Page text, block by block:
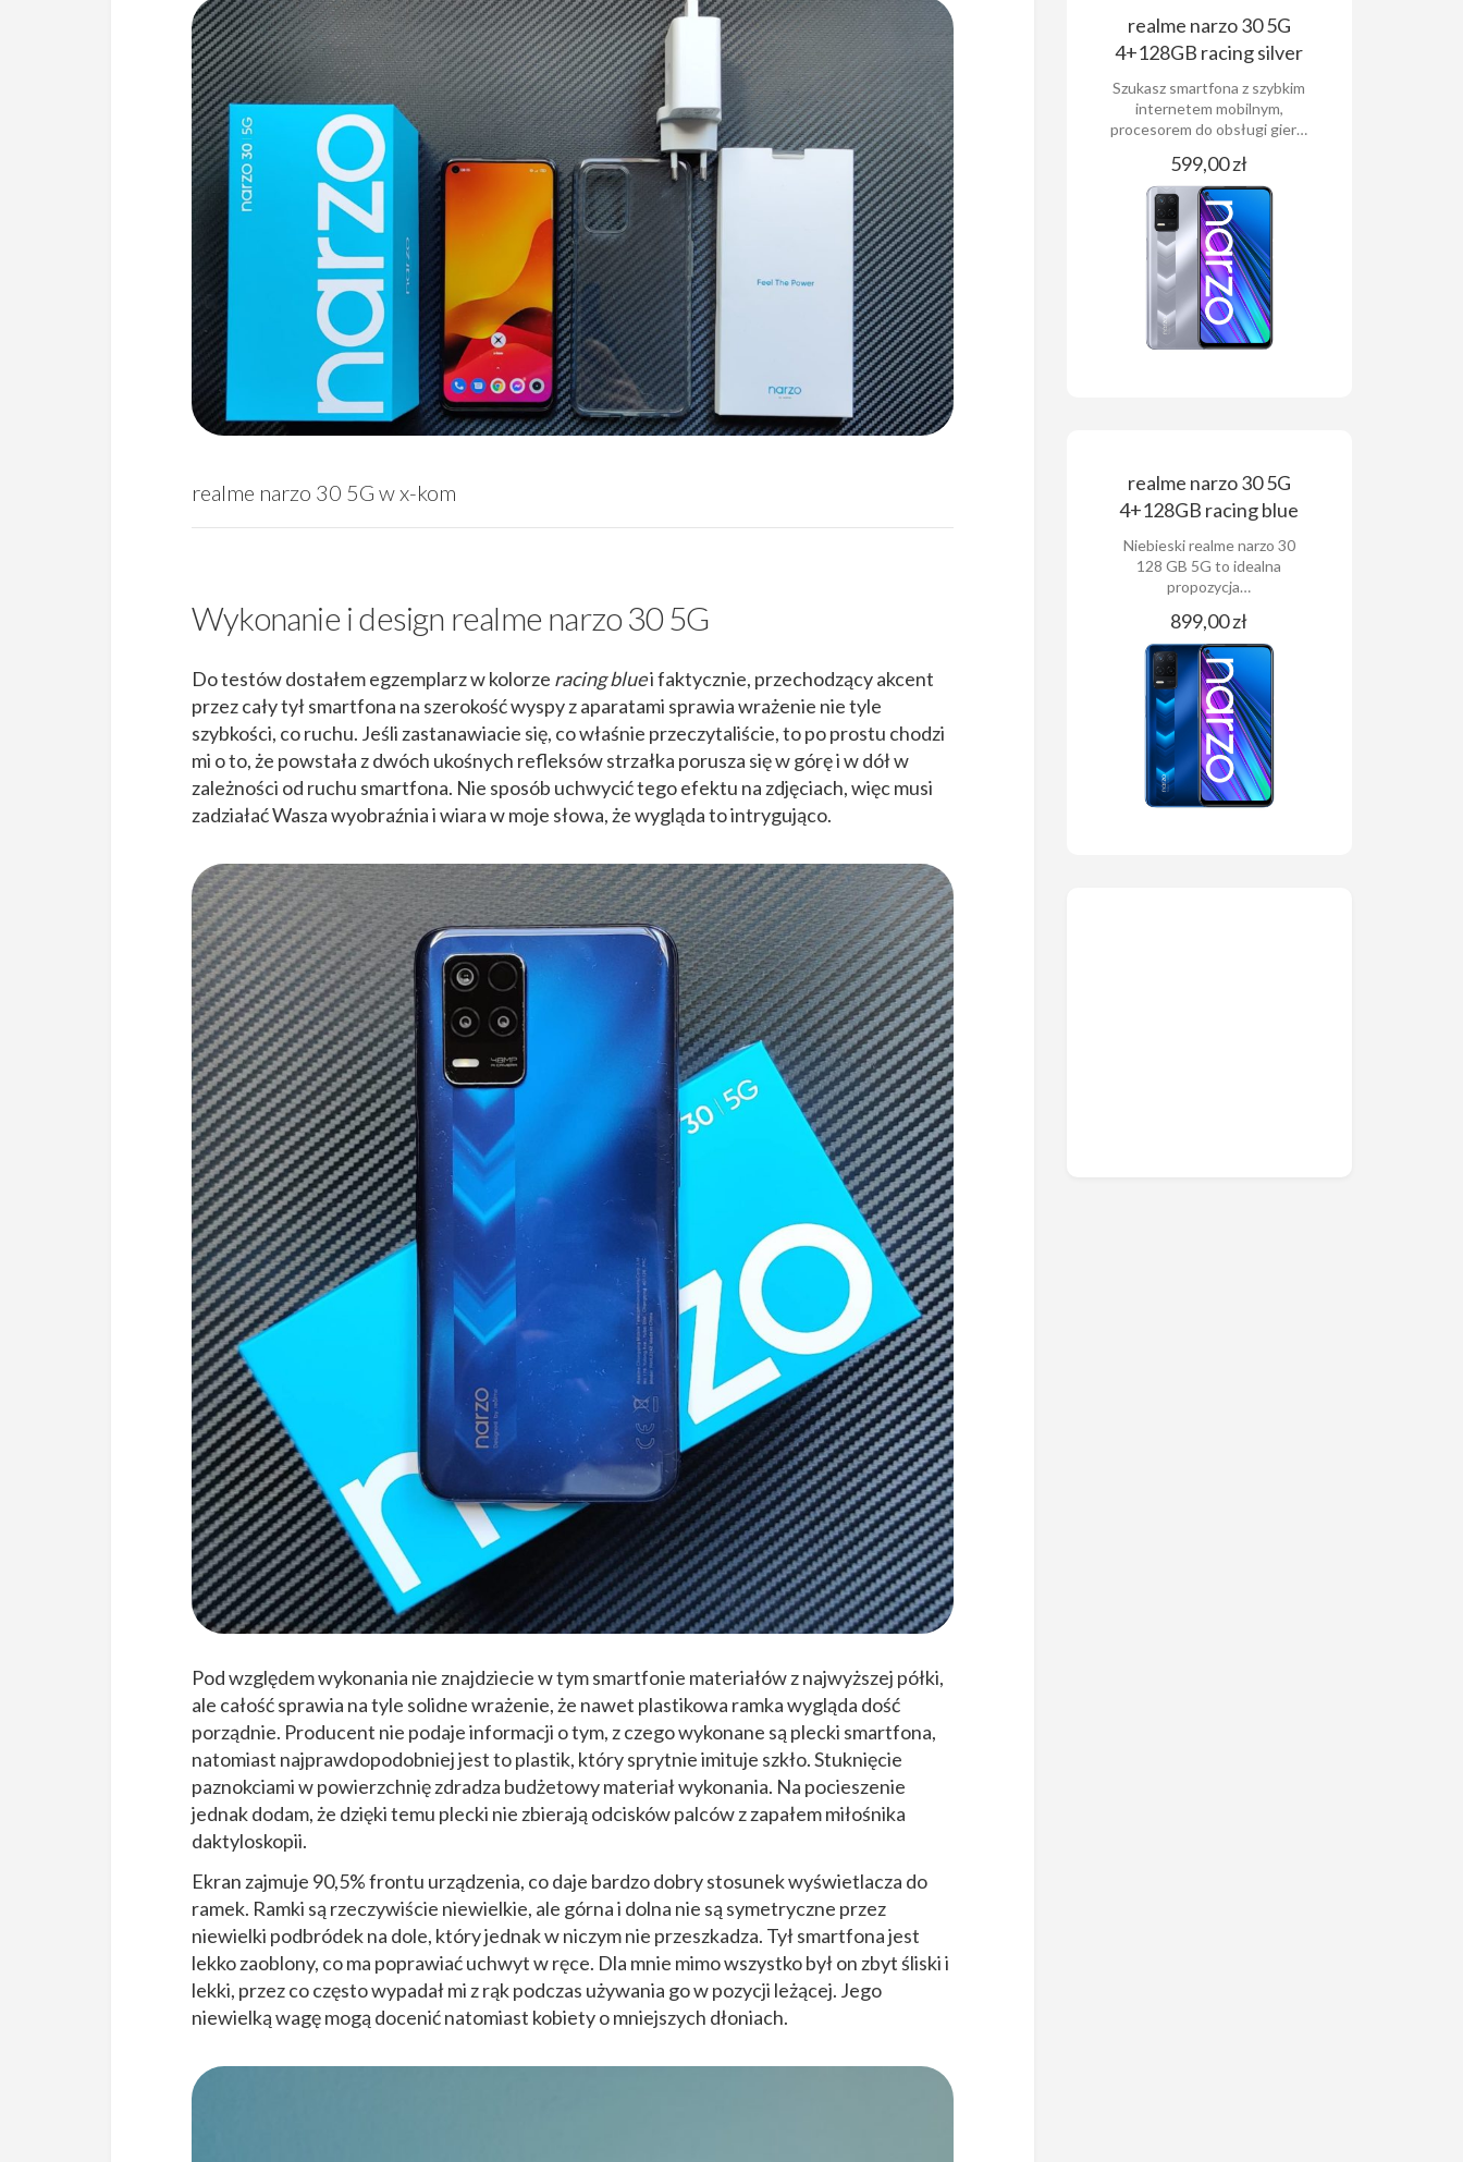
realme narzo 30 5G w x-kom
Wykonanie i design realme narzo 30 5G
Do testów dostałem egzemplarz w kolorze racing bluei faktycznie, przechodzący akcent
przez cały tył smartfona na szerokość wyspy z aparatami sprawia wrażenie nie tyle
szybkości, co ruchu. Jeśli zastanawiacie się, co właśnie przeczytaliście, to po prostu chodzi
mi o to, że powstała z dwóch ukośnych refleksów strzałka porusza się w górę i w dół w
zależności od ruchu smartfona. Nie sposób uchwycić tego efektu na zdjęciach, więc musi
zadziałać Wasza wyobraźnia i wiara w moje słowa, że wygląda to intrygująco.
Pod względem wykonania nie znajdziecie w tym smartfonie materiałów z najwyższej półki,
ale całość sprawia na tyle solidne wrażenie, że nawet plastikowa ramka wygląda dość
porządnie. Producent nie podaje informacji o tym, z czego wykonane są plecki smartfona,
natomiast najprawdopodobniej jest to plastik, który sprytnie imituje szkło. Stuknięcie
paznokciami w powierzchnię zdradza budżetowy materiał wykonania. Na pocieszenie
jednak dodam, że dzięki temu plecki nie zbierają odcisków palców z zapałem miłośnika
daktyloskopii.
Ekran zajmuje 90,5% frontu urządzenia, co daje bardzo dobry stosunek wyświetlacza do
ramek. Ramki są rzeczywiście niewielkie, ale górna i dolna nie są symetryczne przez
niewielki podbródek na dole, który jednak w niczym nie przeszkadza. Tył smartfona jest
lekko zaoblony, co ma poprawiać uchwyt w ręce. Dla mnie mimo wszystko był on zbyt śliski i
lekki, przez co często wypadał mi z rąk podczas używania go w pozycji leżącej. Jego
niewielką wagę mogą docenić natomiast kobiety o mniejszych dłoniach.
realme narzo 30 5G
4+128GB racing silver
Szukasz smartfona z szybkim
internetem mobilnym,
procesorem do obsługi gier…
599,00 zł
realme narzo 30 5G
4+128GB racing blue
Niebieski realme narzo 30
128 GB 5G to idealna
propozycja…
899,00 zł